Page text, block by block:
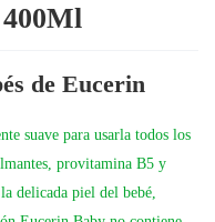
de Eucerin
suave para usarla todos los
provitamina B5 y
delicada piel del bebé,